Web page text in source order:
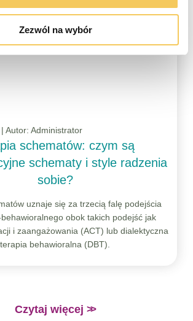
Zezwól na wybór
| Autor: Administrator
schematów: czym są
schematy i style radzenia
sobie?
uznaje się za trzecią falę podejścia
obok takich podejść jak
i zaangażowania (ACT) lub dialektyczna
terapia behawioralna (DBT).
Czytaj więcej